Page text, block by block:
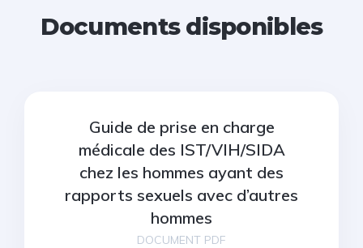
Documents disponibles
Guide de prise en charge
médicale des IST/VIH/SIDA
chez les hommes ayant des
rapports sexuels avec d’autres
hommes
DOCUMENT PDF